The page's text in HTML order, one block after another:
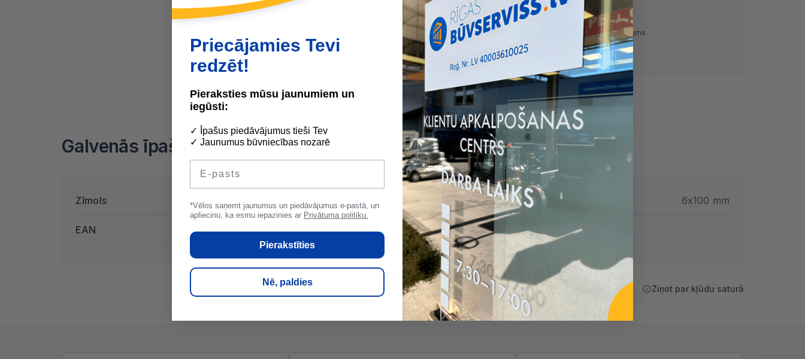
MAKSĀŠANAS VEIDI:
Skaidrā naudā(arī preci saņemot)
Maksājumu kartes
Internetbankas
Pārskaitījums
Nomaksa
Galvenās īpašības
Zīmols Iepakojumā 100 gab Izmēri 6x100 mm
EAN 2000000054292
Ziņot par kļūdu saturā
Priecājamies Tevi
redzēt!
Pieraksties mūsu jaunumiem un
iegūsti:
✓ Īpašus piedāvājumus tieši Tev
✓ Jaunumus būvniecības nozarē
*Vēlos saņemt jaunumus un piedāvājumus e-pastā, un
apliecinu, ka esmu iepazinies ar Privātuma politiku.
Pierakstīties
Nē, paldies